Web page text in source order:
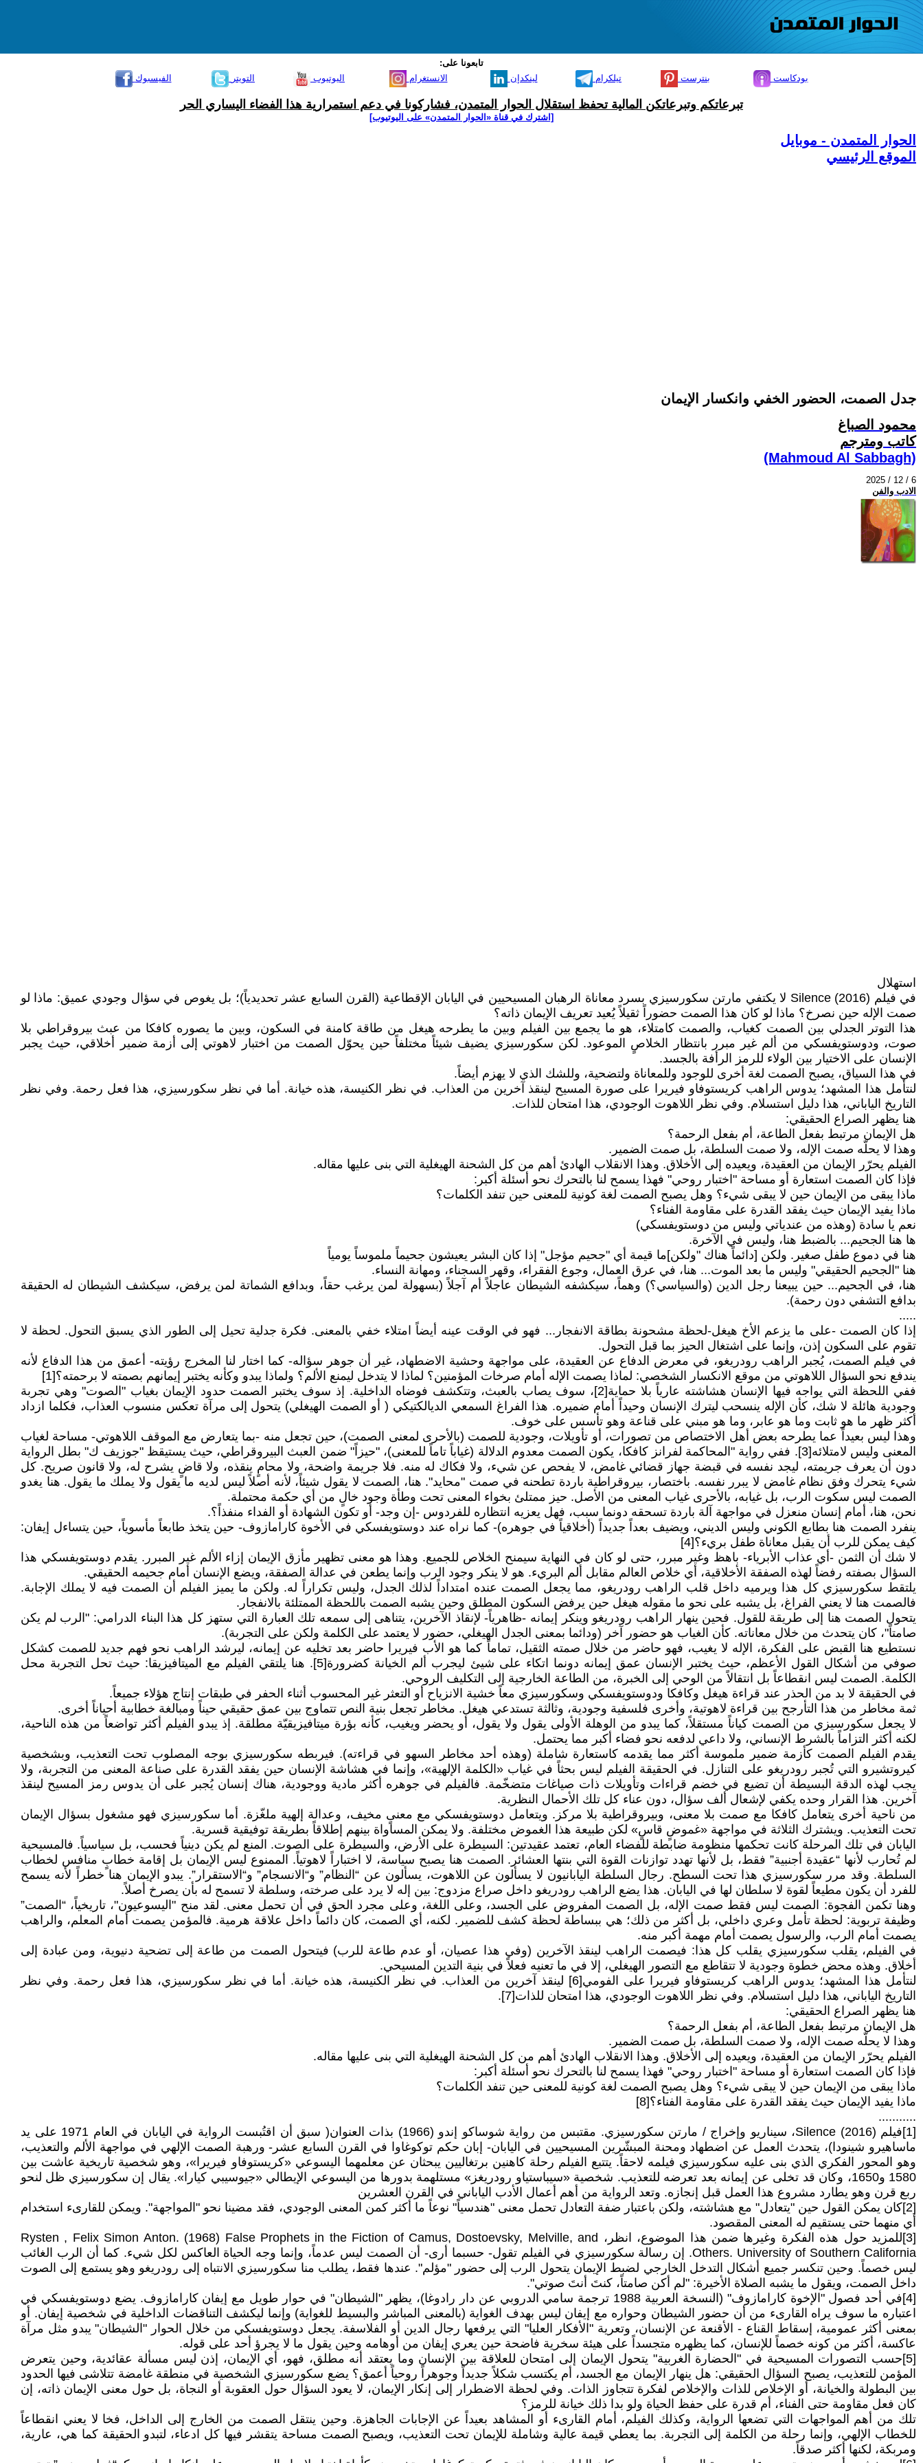
تابعونا على:
الفيسبوك
التويتر اليوتيوب الانستغرام لينكدإن تيلكرام بنترست بودكاست
تبرعاتكم وتبرعاتكن المالية تحفظ استقلال الحوار المتمدن، فشاركونا في دعم استمرارية هذا الفضاء اليساري الحر
[اشترك في قناة ‫«الحوار المتمدن» على اليوتيوب]
الحوار المتمدن - موبايل
الموقع الرئيسي
جدل الصمت، الحضور الخفي وانكسار الإيمان
محمود الصباغ
كاتب ومترجم
(Mahmoud Al Sabbagh)
2025 / 12 / 6
الادب والفن
استهلال
في فيلم Silence (2016) لا يكتفي مارتن سكورسيزي بسرد معاناة الرهبان المسيحيين في اليابان الإقطاعية (القرن السابع عشر تحديدياً)؛ بل يغوص في سؤال وجودي عميق: ماذا لو
صمت الإله حين نصرخ؟ ماذا لو كان هذا الصمت حضوراً ثقيلاً يُعيد تعريف الإيمان ذاته؟
هذا التوتر الجدلي بين الصمت كغياب، والصمت كامتلاء، هو ما يجمع بين الفيلم وبين ما يطرحه هيغل من طاقة كامنة في السكون، وبين ما يصوره كافكا من عبث بيروقراطي بلا
صوت، ودوستويفسكي من ألم غير مبرر بانتظار الخلاصٍ الموعود. لكن سكورسيزي يضيف شيئاً مختلفاً حين يحوّل الصمت من اختبار لاهوتي إلى أزمة ضمير أخلاقي، حيث يجبر
الإنسان على الاختيار بين الولاء للرمز الرأفة بالجسد.
في هذا السياق، يصبح الصمت لغة أخرى للوجود وللمعاناة ولتضحية، وللشك الذي لا يهزم أيضاً.
لنتأمل هذا المشهد؛ يدوس الراهب كريستوفاو فيريرا على صورة المسيح لينقذ آخرين من العذاب. في نظر الكنيسة، هذه خيانة. أما في نظر سكورسيزي، هذا فعل رحمة. وفي نظر
التاريخ الياباني، هذا دليل استسلام. وفي نظر اللاهوت الوجودي، هذا امتحان للذات.
هنا يظهر الصراع الحقيقي:
هل الإيمان مرتبط بفعل الطاعة، أم بفعل الرحمة؟
وهذا لا يحلّه صمت الإله، ولا صمت السلطة، بل صمت الضمير.
الفيلم يحرّر الإيمان من العقيدة، ويعيده إلى الأخلاق. وهذا الانقلاب الهادئ أهم من كل الشحنة الهيغلية التي بنى عليها مقاله.
فإذا كان الصمت استعارة أو مساحة "اختبار روحي" فهذا يسمح لنا بالتحرك نحو أسئلة أكبر:
ماذا يبقى من الإيمان حين لا يبقى شيء؟ وهل يصبح الصمت لغة كونية للمعنى حين تنفد الكلمات؟
ماذا يفيد الإيمان حيث يفقد القدرة على مقاومة الفناء؟
نعم يا سادة (وهذه من عندياتي وليس من دوستويفسكي)
ها هنا الجحيم... بالضبط هنا، وليس في الآخرة.
هنا في دموع طفل صغير. ولكن [دائماً هناك "ولكن]ما قيمة أي "جحيم مؤجل" إذا كان البشر يعيشون جحيماً ملموساً يومياً
هنا "الجحيم الحقيقي" وليس ما بعد الموت... هنا، في عرق العمال، وجوع الفقراء، وقهر السجناء، ومهانة النساء.
هنا، في الجحيم... حين يبيعنا رجل الدين (والسياسي؟) وهماً، سيكشفه الشيطان عاجلاً أم آجلاً (بسهولة لمن يرغب حقاً، وبدافع الشماتة لمن يرفض، سيكشف الشيطان له الحقيقة
بدافع التشفي دون رحمة).
.....
إذا كان الصمت -على ما يزعم الأخ هيغل-لحظة مشحونة بطاقة الانفجار... فهو في الوقت عينه أيضاً امتلاء خفي بالمعنى. فكرة جدلية تحيل إلى الطور الذي يسبق التحول. لحظة لا
تقوم على السكون إذن، وإنما على اشتغال الحيز بما قبل التحول.
في فيلم الصمت، يُجبر الراهب رودريغو، في معرض الدفاع عن العقيدة، على مواجهة وحشية الاضطهاد، غير أن جوهر سؤاله- كما اختار لنا المخرج رؤيته- أعمق من هذا الدفاع لأنه
يندفع نحو السؤال اللاهوتي من موقع الانكسار الشخصي: لماذا يصمت الإله أمام صرخات المؤمنين؟ لماذا لا يتدخل ليمنع الألم؟ ولماذا يبدو وكأنه يختبر إيمانهم بصمته لا برحمته؟[1]
ففي اللحظة التي يواجه فيها الإنسان هشاشته عارياً بلا حماية[2]، سوف يصاب بالعبث، وتتكشف فوضاه الداخلية. إذ سوف يختبر الصمت حدود الإيمان بغياب "الصوت" وهي تجربة
وجودية هائلة لا شك، كأن الإله ينسحب ليترك الإنسان وحيداً أمام ضميره. هذا الفراغ السمعي الديالكتيكي ( أو الصمت الهيغلي) يتحول إلى مرآة تعكس منسوب العذاب، فكلما ازداد
أكثر ظهر ما هو ثابت وما هو عابر، وما هو مبني على قناعة وهو تأسس على خوف.
وهذا ليس بعيداً عما يطرحه بعض أهل الاختصاص من تصورات، أو تأويلات، وجودية للصمت (بالأحرى لمعنى الصمت)، حين تجعل منه -بما يتعارض مع الموقف اللاهوتي- مساحة لغياب
المعنى وليس لامتلائه[3]. ففي رواية "المحاكمة لفرانز كافكا، يكون الصمت معدوم الدلالة (غياباً تاماً للمعنى)، "حيزاً" ضمن العبث البيروقراطي، حيث يستيقظ "جوزيف ك" بطل الرواية
دون أن يعرف جريمته، ليجد نفسه في قبضة جهاز قضائي غامض، لا يفحص عن شيء، ولا فكاك له منه. فلا جريمة واضحة، ولا محامٍ ينقذه، ولا قاضٍ يشرح له، ولا قانون صريح. كل
شيء يتحرك وفق نظام غامض لا يبرر نفسه. باختصار، بيروقراطية باردة تطحنه في صمت "محايد". هنا، الصمت لا يقول شيئاً، لأنه أصلاً ليس لديه ما يقول ولا يملك ما يقول. هنا يغدو
الصمت ليس سكوت الرب، بل غيابه، بالأحرى غياب المعنى من الأصل. حيز ممتلئ بخواء المعنى تحت وطأة وجود خالٍ من أي حكمة محتملة.
نحن، هنا، أمام إنسان منعزل في مواجهة آلة باردة تسحقه دونما سبب، فهل يعزيه انتظاره للفردوس -إن وجد- أو تكون الشهادة أو الفداء منفذاً؟.
ينفرد الصمت هنا بطابع الكوني وليس الديني، ويضيف بعداً جديداً (أخلاقياً في جوهره)- كما نراه عند دوستويفسكي في الأخوة كارامازوف- حين يتخذ طابعاً مأسوياً، حين يتساءل إيفان:
كيف يمكن للرب أن يقبل معاناة طفل بريء؟[4]
لا شك أن الثمن -أي عذاب الأبرياء- باهظ وغير مبرر، حتى لو كان في النهاية سيمنح الخلاص للجميع. وهذا هو معنى تظهير مأزق الإيمان إزاء الألم غير المبرر. يقدم دوستويفسكي هذا
السؤال بصفته رفضاً لهذه الصفقة الأخلاقية، أي خلاص العالم مقابل ألم البريء. هو لا ينكر وجود الرب وإنما يطعن في عدالة الصفقة، ويضع الإنسان أمام جحيمه الحقيقي.
يلتقط سكورسيزي كل هذا ويرميه داخل قلب الراهب رودريغو، مما يجعل الصمت عنده امتداداً لذلك الجدل، وليس تكراراً له. ولكن ما يميز الفيلم أن الصمت فيه لا يملك الإجابة.
فالصمت هنا لا يعني الفراغ، بل يشبه على نحو ما مقوله هيغل حين يرفض السكون المطلق وحين يشبه الصمت باللحظة الممتلئة بالانفجار.
يتحول الصمت هنا إلى طريقة للقول. فحين ينهار الراهب رودريغو وينكر إيمانه -ظاهرياً- لإنقاذ الآخرين، يتناهى إلى سمعه تلك العبارة التي ستهز كل هذا البناء الدرامي: "الرب لم يكن
صامتاً"، كان يتحدث من خلال معاناته. كأن الغياب هو حضور آخر (ودائما بمعنى الجدل الهيغلي، حضور لا يعتمد على الكلمة ولكن على التجربة).
نستطيع هنا القبض على الفكرة، الإله لا يغيب، فهو حاضر من خلال صمته الثقيل، تماماً كما هو الأب فيريرا حاضر بعد تخليه عن إيمانه، ليرشد الراهب نحو فهم جديد للصمت كشكل
صوفي من أشكال القول الأعظم، حيث يختبر الإنسان عمق إيمانه دونما اتكاء على شيئ ليجرب ألم الخيانة كضرورة[5]. هنا يلتقي الفيلم مع الميتافيزيقا: حيث تحل التجربة محل
الكلمة. الصمت ليس انقطاعاً بل انتقالاً من الوحي إلى الخبرة، من الطاعة الخارجية إلى التكليف الروحي.
في الحقيقة لا بد من الحذر عند قراءة هيغل وكافكا ودوستويفسكي وسكورسيزي معاً خشية الانزياح أو التعثر غير المحسوب أثناء الحفر في طبقات إنتاج هؤلاء جميعاً.
ثمة مخاطر من هذا التأرجح بين قراءة لاهوتية، وأخرى فلسفية وجودية، وثالثة تستدعي هيغل. مخاطر تجعل بنية النص تتماوج بين عمق حقيقي حيناً ومبالغة خطابية أحياناً أخرى.
لا يجعل سكورسيزي من الصمت كياناً مستقلاً، كما يبدو من الوهلة الأولى يقول ولا يقول، أو يحضر ويغيب، كأنه بؤرة ميتافيزيقيّة مطلقة. إذ يبدو الفيلم أكثر تواضعاً من هذه الناحية،
لكنه أكثر التزاماً بالشرط الإنساني، ولا داعي لدفعه نحو فضاء أكبر مما يحتمل.
يقدم الفيلم الصمت كأزمة ضمير ملموسة أكثر مما يقدمه كاستعارة شاملة (وهذه أحد مخاطر السهو في قراءته). فيربطه سكورسيزي بوجه المصلوب تحت التعذيب، وبشخصية
كيروتشيرو التي تُجبر رودريغو على التنازل. في الحقيقة الفيلم ليس بحثاً في غياب «الكلمة الإلهية»، وإنما في هشاشة الإنسان حين يفقد القدرة على صناعة المعنى من التجربة، ولا
يجب لهذه الدقة البسيطة أن تضيع في خضم قراءات وتأويلات ذات صياغات متضخّمة. فالفيلم في جوهره أكثر مادية ووجودية، هناك إنسان يُجبر على أن يدوس رمز المسيح لينقذ
آخرين. هذا القرار وحده يكفي لإشعال ألف سؤال، دون عناء كل تلك الأحمال النظرية.
من ناحية أخرى يتعامل كافكا مع صمت بلا معنى، وبيروقراطية بلا مركز. ويتعامل دوستويفسكي مع معنىٍ مخيف، وعدالة إلهية ملغّزة. أما سكورسيزي فهو مشغول بسؤال الإيمان
تحت التعذيب. ويشترك الثلاثة في مواجهة «غموضٍ قاسٍ» لكن طبيعة هذا الغموض مختلفة. ولا يمكن المساواة بينهم إطلاقاً بطريقة توفيقية قسرية.
اليابان في تلك المرحلة كانت تحكمها منظومة ضابطة للفضاء العام، تعتمد عقيدتين: السيطرة على الأرض، والسيطرة على الصوت. المنع لم يكن دينياً فحسب، بل سياسياً. فالمسيحية
لم تُحارب لأنها “عقيدة أجنبية” فقط، بل لأنها تهدد توازنات القوة التي بنتها العشائر. الصمت هنا يصبح سياسة، لا اختباراً لاهوتياً. الممنوع ليس الإيمان بل إقامة خطابٍ منافس لخطاب
السلطة. وقد مرر سكورسيزي هذا تحت السطح. رجال السلطة اليابانيون لا يسألون عن اللاهوت، يسألون عن “النظام” و“الانسجام” و“الاستقرار”. يبدو الإيمان هنا خطراً لأنه يسمح
للفرد أن يكون مطيعاً لقوة لا سلطان لها في اليابان. هذا يضع الراهب رودريغو داخل صراع مزدوج: بين إله لا يرد على صرخته، وسلطة لا تسمح له بأن يصرخ أصلاً.
وهنا تكمن الفجوة: الصمت ليس فقط صمت الإله، بل الصمت المفروض على الجسد، وعلى اللغة، وعلى مجرد الحق في أن تحمل معنى. لقد منح "اليسوعيون"، تاريخياً، “الصمت”
وظيفة تربوية: لحظة تأمل وعري داخلي، بل أكثر من ذلك؛ هي ببساطة لحظة كشف للضمير. لكنه، أي الصمت، كان دائماً داخل علاقة هرمية. فالمؤمن يصمت أمام المعلم، والراهب
يصمت أمام الرب، والرسول يصمت أمام مهمة أكبر منه.
في الفيلم، يقلب سكورسيزي يقلب كل هذا: فيصمت الراهب لينقذ الآخرين (وفي هذا عصيان، أو عدم طاعة للرب) فيتحول الصمت من طاعة إلى تضحية دنيوية، ومن عبادة إلى
أخلاق. وهذه محض خطوة وجودية لا تتقاطع مع التصور الهيغلي، إلا في ما تعنيه فعلاً في بنية التدين المسيحي.
لنتأمل هذا المشهد؛ يدوس الراهب كريستوفاو فيريرا على الفومي[6] لينقذ آخرين من العذاب. في نظر الكنيسة، هذه خيانة. أما في نظر سكورسيزي، هذا فعل رحمة. وفي نظر
التاريخ الياباني، هذا دليل استسلام. وفي نظر اللاهوت الوجودي، هذا امتحان للذات[7].
هنا يظهر الصراع الحقيقي:
هل الإيمان مرتبط بفعل الطاعة، أم بفعل الرحمة؟
وهذا لا يحلّه صمت الإله، ولا صمت السلطة، بل صمت الضمير.
الفيلم يحرّر الإيمان من العقيدة، ويعيده إلى الأخلاق. وهذا الانقلاب الهادئ أهم من كل الشحنة الهيغلية التي بنى عليها مقاله.
فإذا كان الصمت استعارة أو مساحة "اختبار روحي" فهذا يسمح لنا بالتحرك نحو أسئلة أكبر:
ماذا يبقى من الإيمان حين لا يبقى شيء؟ وهل يصبح الصمت لغة كونية للمعنى حين تنفد الكلمات؟
ماذا يفيد الإيمان حيث يفقد القدرة على مقاومة الفناء؟[8]
...........
[1]فيلم Silence (2016)، سيناريو وإخراج / مارتن سكورسيزي. مقتبس من رواية شوساكو إندو (1966) بذات العنوان( سبق أن اقتُبست الرواية في اليابان في العام 1971 على يد
ماساهيرو شينودا)، يتحدث العمل عن اضطهاد ومحنة المبشّرين المسيحيين في اليابان- إبان حكم توكوغاوا في القرن السابع عشر- ورهبة الصمت الإلهي في مواجهة الألم والتعذيب،
وهو المحور الفكري الذي بنى عليه سكورسيزي فيلمه لاحقاً. يتتبع الفيلم رحلة كاهنين برتغاليين يبحثان عن معلمهما اليسوعي «كريستوفاو فيريرا»، وهو شخصية تاريخية عاشت بين
1580 و1650، وكان قد تخلى عن إيمانه بعد تعرضه للتعذيب. شخصية «سيباستياو رودريغز» مستلهمة بدورها من اليسوعي الإيطالي «جيوسيبي كيارا». يقال إن سكورسيزي ظل لنحو
ربع قرن وهو يطارد مشروع هذا العمل قبل إنجازه. وتعد الرواية من أهم أعمال الأدب الياباني في القرن العشرين
[2]كان يمكن القول حين "يتعادل" مع هشاشته، ولكن باعتبار ضفة التعادل تحمل معنى "هندسياً" نوعاً ما أكثر كمن المعنى الوجودي، فقد مضينا نحو "المواجهة". ويمكن للقارىء استخدام
أي منهما حتى يستقيم له المعنى المقصود.
[3]للمزيد حول هذه الفكرة وغيرها ضمن هذا الموضوع، انظر، Rysten , Felix Simon Anton. (1968) False Prophets in the Fiction of Camus, Dostoevsky, Melville, and
Others. University of Southern California. إن رسالة سكورسيزي في الفيلم تقول- حسبما أرى- أن الصمت ليس عدماً، وإنما وجه الحياة العاكس لكل شيء. كما أن الرب الغائب
ليس خصماً. وحين تنكسر جميع أشكال التدخل الخارجي لضبط الإيمان يتحول الرب إلى حضور "مؤلم". عندها فقط، يطلب منا سكورسيزي الانتباه إلى رودريغو وهو يستمع إلى الصوت
داخل الصمت، ويقول ما يشبه الصلاة الأخيرة: "لم أكن صامتاً، كنتَ أنتَ صوتي".
[4]في أحد فصول "الإخوة كارامازوف" (النسخة العربية 1988 ترجمة سامي الدروبي عن دار رادوغا)، يظهر "الشيطان" في حوار طويل مع إيفان كارامازوف. يضع دوستويفسكي في
اعتباره ما سوف يراه القارىء من أن حضور الشيطان وحواره مع إيفان ليس بهدف الغواية (بالمعنى المباشر والبسيط للغواية) وإنما ليكشف التناقضات الداخلية في شخصية إيفان. أو
بمعنى أكثر عمومية، إسقاط القناع - الأقنعة عن الإنسان، وتعرية "الأفكار العليا" التي يرفعها رجال الدين أو الفلاسفة. يجعل دوستويفسكي من خلال الحوار "الشيطان" يبدو مثل مرآة
عاكسة، أكثر من كونه خصماً للإنسان، كما يظهره متجسداً على هيئة سخرية فاضحة حين يعري إيفان من أوهامه وحين يقول ما لا يجرؤ أحد على قوله.
[5]حسب التصورات المسيحية في "الحضارة الغربية" يتحول الإيمان إلى امتحان للعلاقة بين الإنسان وما يعتقد أنه مطلق، فهو، أي الإيمان، إذن ليس مسألة عقائدية، وحين يتعرض
المؤمن للتعذيب، يصبح السؤال الحقيقي: هل ينهار الإيمان مع الجسد، أم يكتسب شكلاً جديداً وجوهراً روحياً أعمق؟ يضع سكورسيزي الشخصية في منطقة غامضة تتلاشى فيها الحدود
بين البطولة والخيانة، أو الإخلاص للذات والإخلاص لفكرة تتجاوز الذات. وفي لحظة الاضطرار إلى إنكار الإيمان، لا يعود السؤال حول العقوبة أو النجاة، بل حول معنى الإيمان ذاته، إن
كان فعل مقاومة حتى الفناء، أم قدرة على حفظ الحياة ولو بدا ذلك خيانة للرمز؟
تلك من أهم المواجهات التي تضعها الرواية، وكذلك الفيلم، أمام القارىء أو المشاهد بعيداً عن الإجابات الجاهزة. وحين ينتقل الصمت من الخارج إلى الداخل، فخا لا يعني انقطاعاً
للخطاب الإلهي، وإنما رحلة من الكلمة إلى التجربة. بما يعطي قيمة عالية وشاملة للإيمان تحت التعذيب، ويصبح الصمت مساحة يتقشر فيها كل ادعاء، لتبدو الحقيقة كما هي، عارية،
ومربكة، لكنها أكثر صدقاً.